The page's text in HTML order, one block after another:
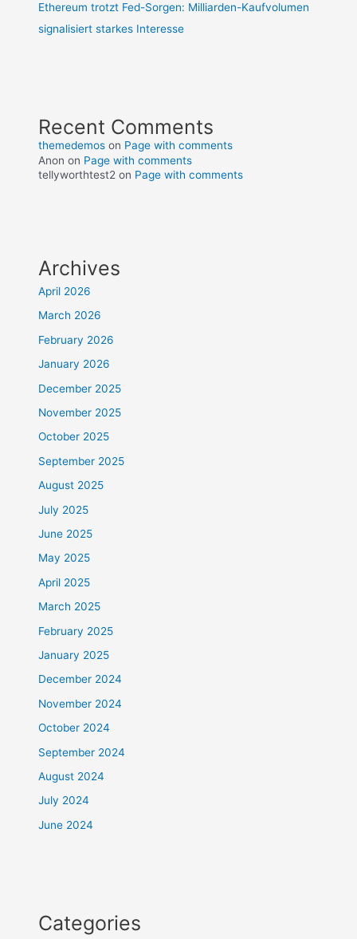
Ethereum trotzt Fed-Sorgen: Milliarden-Kaufvolumen
signalisiert starkes Interesse
Recent Comments
themedemos on Page with comments
Anon on Page with comments
tellyworthtest2 on Page with comments
Archives
April 2026
March 2026
February 2026
January 2026
December 2025
November 2025
October 2025
September 2025
August 2025
July 2025
June 2025
May 2025
April 2025
March 2025
February 2025
January 2025
December 2024
November 2024
October 2024
September 2024
August 2024
July 2024
June 2024
Categories